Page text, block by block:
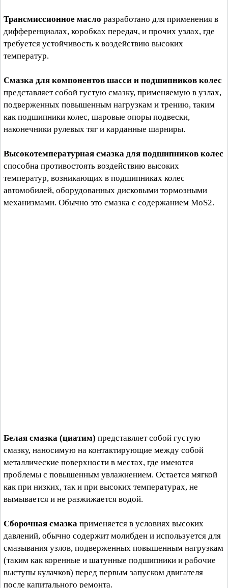
Трансмиссионное масло разработано для применения в
дифференциалах, коробках передач, и прочих узлах, где
требуется устойчивость к воздействию высоких
температур.
Смазка для компонентов шасси и подшипников колес
представляет собой густую смазку, применяемую в узлах,
подверженных повышенным нагрузкам и трению, таким
как подшипники колес, шаровые опоры подвески,
наконечники рулевых тяг и карданные шарниры.
Высокотемпературная смазка для подшипников колес
способна противостоять воздействию высоких
температур, возникающих в подшипниках колес
автомобилей, оборудованных дисковыми тормозными
механизмами. Обычно это смазка с содержанием MoS2.
Белая смазка (циатим) представляет собой густую
смазку, наносимую на контактирующие между собой
металлические поверхности в местах, где имеются
проблемы с повышенным увлажнением. Остается мягкой
как при низких, так и при высоких температурах, не
вымывается и не разжижается водой.
Сборочная смазка применяется в условиях высоких
давлений, обычно содержит молибден и используется для
смазывания узлов, подверженных повышенным нагрузкам
(таким как коренные и шатунные подшипники и рабочие
выступы кулачков) перед первым запуском двигателя
после капитального ремонта.